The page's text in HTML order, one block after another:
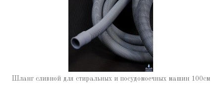
Шланг сливной для стиральных и посудомоечных машин 100см